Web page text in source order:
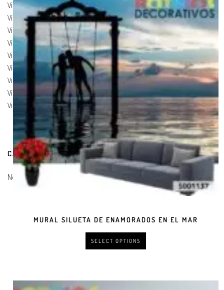
MURAL SILUETA DE ENAMORADOS EN EL MAR
SELECT OPTIONS
Vinilos de Marcas(19)
Vinilos de Pegatinas(9)
Vinilos Para Armarios
(20)
Vinilos Para Coches(21)
Vinilos Para Frigorificos(11)
Vinilos Para Paredes(8)
Vinilos Para Puertas
(9)
Vinilos Para Suelos (9)
Vinilos Para Vidrios(17)
CARRITO DE COMPRAS
No hay productos en el carrito.